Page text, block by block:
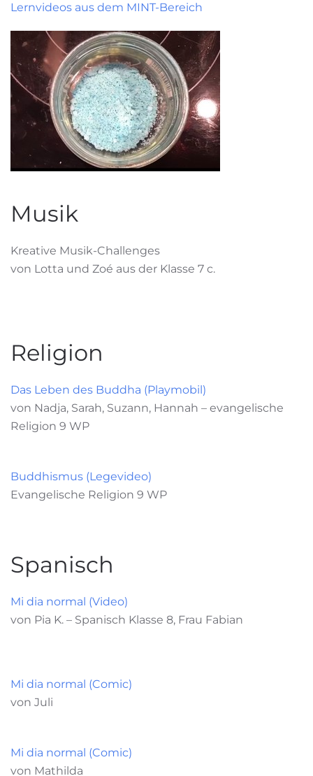
Lernvideos aus dem MINT-Bereich
Musik
Kreative Musik-Challenges
von Lotta und Zoé aus der Klasse 7 c.
Religion
Das Leben des Buddha (Playmobil)
von Nadja, Sarah, Suzann, Hannah – evangelische
Religion 9 WP
Buddhismus (Legevideo)
Evangelische Religion 9 WP
Spanisch
Mi dia normal (Video)
von Pia K. – Spanisch Klasse 8, Frau Fabian
Mi dia normal (Comic)
von Juli
Mi dia normal (Comic)
von Mathilda